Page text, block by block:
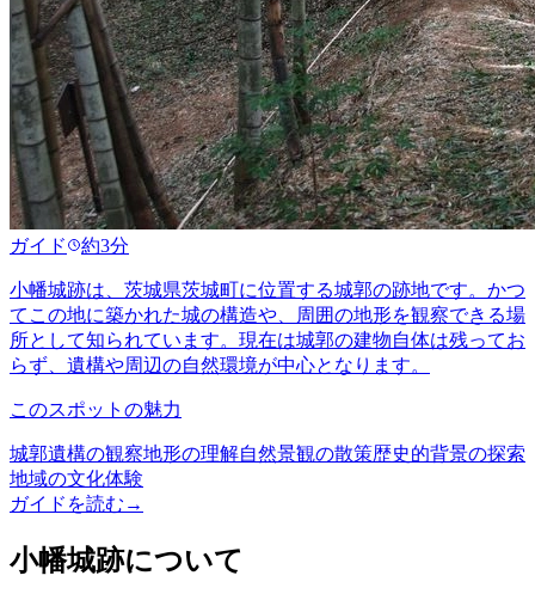
ガイド 約3分
小幡城跡は、茨城県茨城町に位置する城郭の跡地です。かつ
てこの地に築かれた城の構造や、周囲の地形を観察できる場
所として知られています。現在は城郭の建物自体は残ってお
らず、遺構や周辺の自然環境が中心となります。
このスポットの魅力
城郭遺構の観察地形の理解自然景観の散策歴史的背景の探索
地域の文化体験
ガイドを読む →
小幡城跡について